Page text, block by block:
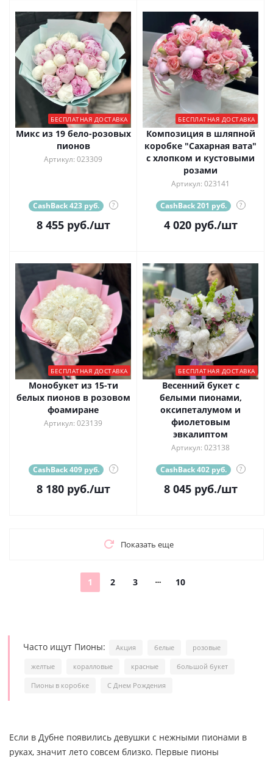
БЕСПЛАТНАЯ ДОСТАВКА
Микс из 19 бело-розовых
пионов
Артикул: 023309
CashBack 423 руб. ?
8 455руб./шт
БЕСПЛАТНАЯ ДОСТАВКА
Композиция в шляпной
коробке "Сахарная вата"
с хлопком и кустовыми
розами
Артикул: 023141
CashBack 201 руб. ?
4 020руб./шт
БЕСПЛАТНАЯ ДОСТАВКА
Монобукет из 15-ти
белых пионов в розовом
фоамиране
Артикул: 023139
CashBack 409 руб. ?
8 180руб./шт
БЕСПЛАТНАЯ ДОСТАВКА
Весенний букет с
белыми пионами,
оксипеталумом и
фиолетовым
эвкалиптом
Артикул: 023138
CashBack 402 руб. ?
8 045руб./шт
Показать еще
1 2 3 10
Часто ищут Пионы: Акция белые розовые
желтые коралловые красные большой букет
Пионы в коробке С Днем Рождения
Если в Дубне появились девушки с нежными пионами в
руках, значит лето совсем близко. Первые пионы